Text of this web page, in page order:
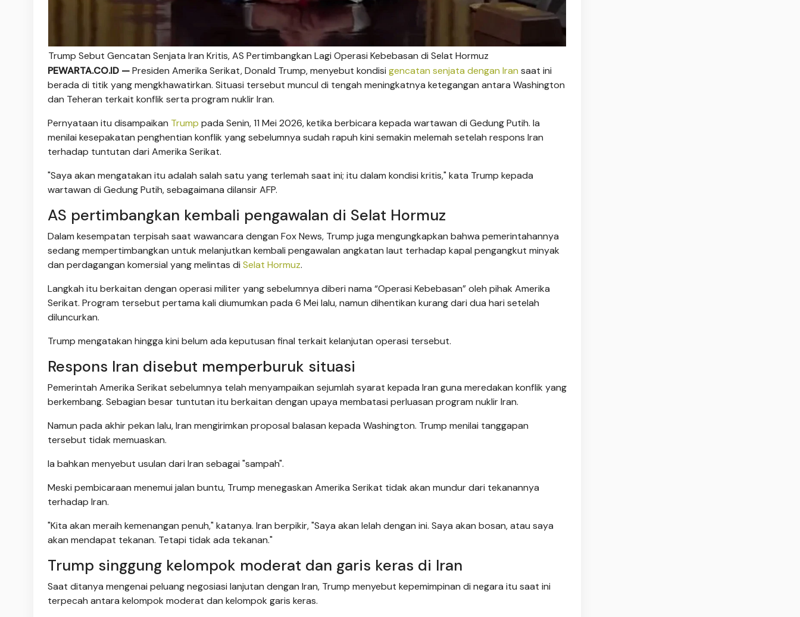
Trump Sebut Gencatan Senjata Iran Kritis, AS Pertimbangkan Lagi Operasi Kebebasan di Selat Hormuz
PEWARTA.CO.ID —Presiden Amerika Serikat, Donald Trump, menyebut kondisi gencatan senjata dengan Iran saat ini
berada di titik yang mengkhawatirkan. Situasi tersebut muncul di tengah meningkatnya ketegangan antara Washington
dan Teheran terkait konflik serta program nuklir Iran.
Pernyataan itu disampaikan Trump pada Senin, 11 Mei 2026, ketika berbicara kepada wartawan di Gedung Putih. Ia
menilai kesepakatan penghentian konflik yang sebelumnya sudah rapuh kini semakin melemah setelah respons Iran
terhadap tuntutan dari Amerika Serikat.
"Saya akan mengatakan itu adalah salah satu yang terlemah saat ini; itu dalam kondisi kritis," kata Trump kepada
wartawan di Gedung Putih, sebagaimana dilansir AFP.
AS pertimbangkan kembali pengawalan di Selat Hormuz
Dalam kesempatan terpisah saat wawancara dengan Fox News, Trump juga mengungkapkan bahwa pemerintahannya
sedang mempertimbangkan untuk melanjutkan kembali pengawalan angkatan laut terhadap kapal pengangkut minyak
dan perdagangan komersial yang melintas di Selat Hormuz.
Langkah itu berkaitan dengan operasi militer yang sebelumnya diberi nama “Operasi Kebebasan” oleh pihak Amerika
Serikat. Program tersebut pertama kali diumumkan pada 6 Mei lalu, namun dihentikan kurang dari dua hari setelah
diluncurkan.
Trump mengatakan hingga kini belum ada keputusan final terkait kelanjutan operasi tersebut.
Respons Iran disebut memperburuk situasi
Pemerintah Amerika Serikat sebelumnya telah menyampaikan sejumlah syarat kepada Iran guna meredakan konflik yang
berkembang. Sebagian besar tuntutan itu berkaitan dengan upaya membatasi perluasan program nuklir Iran.
Namun pada akhir pekan lalu, Iran mengirimkan proposal balasan kepada Washington. Trump menilai tanggapan
tersebut tidak memuaskan.
Ia bahkan menyebut usulan dari Iran sebagai "sampah".
Meski pembicaraan menemui jalan buntu, Trump menegaskan Amerika Serikat tidak akan mundur dari tekanannya
terhadap Iran.
"Kita akan meraih kemenangan penuh," katanya. Iran berpikir, "Saya akan lelah dengan ini. Saya akan bosan, atau saya
akan mendapat tekanan. Tetapi tidak ada tekanan."
Trump singgung kelompok moderat dan garis keras di Iran
Saat ditanya mengenai peluang negosiasi lanjutan dengan Iran, Trump menyebut kepemimpinan di negara itu saat ini
terpecah antara kelompok moderat dan kelompok garis keras.